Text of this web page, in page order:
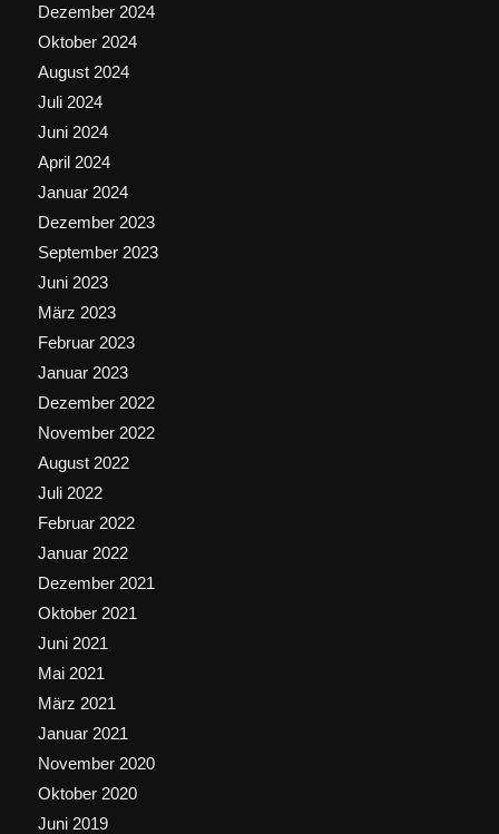
Dezember 2024
Oktober 2024
August 2024
Juli 2024
Juni 2024
April 2024
Januar 2024
Dezember 2023
September 2023
Juni 2023
März 2023
Februar 2023
Januar 2023
Dezember 2022
November 2022
August 2022
Juli 2022
Februar 2022
Januar 2022
Dezember 2021
Oktober 2021
Juni 2021
Mai 2021
März 2021
Januar 2021
November 2020
Oktober 2020
Juni 2019